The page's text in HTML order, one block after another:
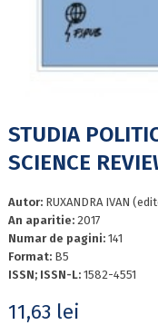
STUDIA
SCIENCE
Autor: RUXANDRA IVAN
An aparitie: 2017
Numar de pagini: 141
Format: B5
ISSN; ISSN-L: 1582-4551
11,63 lei